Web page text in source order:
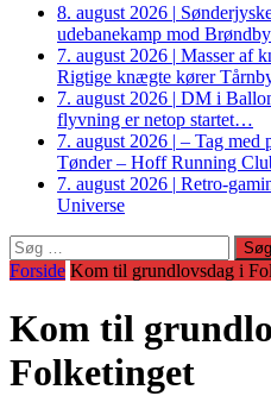
8. august 2026 |
udebanekamp mod
7. august 2026 | Masser af
Rigtige knægte kører
7. august 2026 | DM i
flyvning er netop startet…
7. august 2026 | – Tag med
Tønder – Hoff Running
7. august 2026 | Retro-
Universe
Søg
efter:
Forside Kom til grundlovsdag i
Kom til
Folketinget